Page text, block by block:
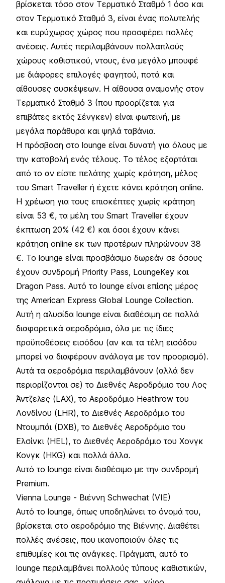
βρίσκεται τόσο στον Τερματικό Σταθμό 1 όσο και
στον Τερματικό Σταθμό 3, είναι ένας πολυτελής
και ευρύχωρος χώρος που προσφέρει πολλές
ανέσεις. Αυτές περιλαμβάνουν πολλαπλούς
χώρους καθιστικού, ντους, ένα μεγάλο μπουφέ
με διάφορες επιλογές φαγητού, ποτά και
αίθουσες συσκέψεων. Η αίθουσα αναμονής στον
Τερματικό Σταθμό 3 (που προορίζεται για
επιβάτες εκτός Σένγκεν) είναι φωτεινή, με
μεγάλα παράθυρα και ψηλά ταβάνια.
Η πρόσβαση στο lounge είναι δυνατή για όλους με
την καταβολή ενός τέλους. Το τέλος εξαρτάται
από το αν είστε πελάτης χωρίς κράτηση, μέλος
του Smart Traveller ή έχετε κάνει κράτηση online.
Η χρέωση για τους επισκέπτες χωρίς κράτηση
είναι 53 €, τα μέλη του Smart Traveller έχουν
έκπτωση 20% (42 €) και όσοι έχουν κάνει
κράτηση online εκ των προτέρων πληρώνουν 38
€. Το lounge είναι προσβάσιμο δωρεάν σε όσους
έχουν συνδρομή Priority Pass, LoungeKey και
Dragon Pass. Αυτό το lounge είναι επίσης μέρος
της American Express Global Lounge Collection.
Αυτή η αλυσίδα lounge είναι διαθέσιμη σε πολλά
διαφορετικά αεροδρόμια, όλα με τις ίδιες
προϋποθέσεις εισόδου (αν και τα τέλη εισόδου
μπορεί να διαφέρουν ανάλογα με τον προορισμό).
Αυτά τα αεροδρόμια περιλαμβάνουν (αλλά δεν
περιορίζονται σε) το Διεθνές Αεροδρόμιο του Λος
Άντζελες (LAX), το Αεροδρόμιο Heathrow του
Λονδίνου (LHR), το Διεθνές Αεροδρόμιο του
Ντουμπάι (DXB), το Διεθνές Αεροδρόμιο του
Ελσίνκι (HEL), το Διεθνές Αεροδρόμιο του Χονγκ
Κονγκ (HKG) και πολλά άλλα.
Αυτό το lounge είναι διαθέσιμο με την συνδρομή
Premium.
Vienna Lounge - Βιέννη Schwechat (VIE)
Αυτό το lounge, όπως υποδηλώνει το όνομά του,
βρίσκεται στο αεροδρόμιο της Βιέννης. Διαθέτει
πολλές ανέσεις, που ικανοποιούν όλες τις
επιθυμίες και τις ανάγκες. Πράγματι, αυτό το
lounge περιλαμβάνει πολλούς τύπους καθιστικών,